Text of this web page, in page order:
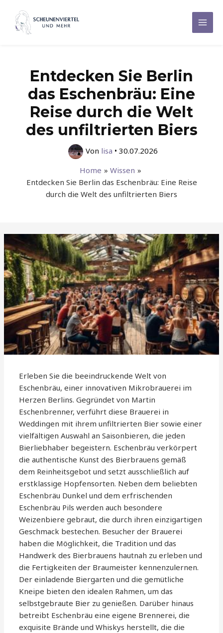
Inhalt
springen
Main
Entdecken Sie Berlin
das Eschenbräu: Eine
Reise durch die Welt
des unfiltrierten Biers
Von lisa • 30.07.2026
Home
Wissen
Entdecken Sie Berlin das Eschenbräu: Eine Reise
durch die Welt des unfiltrierten Biers
Erleben Sie die beeindruckende Welt von
Eschenbräu, einer innovativen Mikrobrauerei im
Herzen Berlins. Gegründet von Martin
Eschenbrenner, verführt diese Brauerei in
Weddingen mit ihrem unfiltrierten Bier sowie einer
vielfältigen Auswahl an Saisonbieren, die jeden
Bierliebhaber begeistern. Eschenbräu verkörpert
die authentische Kunst des Bierbrauens gemäß
dem Reinheitsgebot und setzt ausschließlich auf
erstklassige Hopfensorten. Neben dem beliebten
Eschenbräu Dunkel und dem erfrischenden
Eschenbräu Pils werden auch besondere
Weizenbiere gebraut, die durch ihren einzigartigen
Geschmack bestechen. Besucher der Brauerei
haben die Möglichkeit, die Tradition und das
Handwerk des Bierbrauens hautnah zu erleben und
die Fertigkeiten der Braumeister kennenzulernen.
Der einladende Biergarten und die gemütliche
Kneipe bieten den idealen Rahmen, um das
selbstgebraute Bier zu genießen. Darüber hinaus
betreibt Eschenbräu eine eigene Brennerei, die
exquisite Brände und Whiskys herstellt, die die